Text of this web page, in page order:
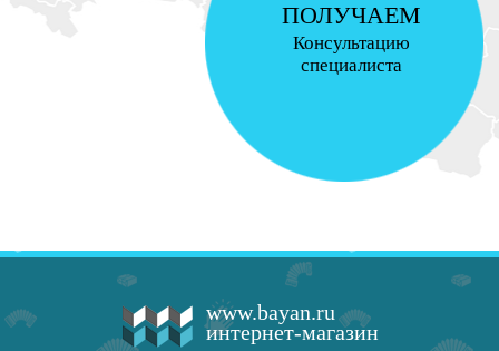
ПОЛУЧАЕМ
Консультацию
специалиста
www.bayan.ru
интернет-магазин